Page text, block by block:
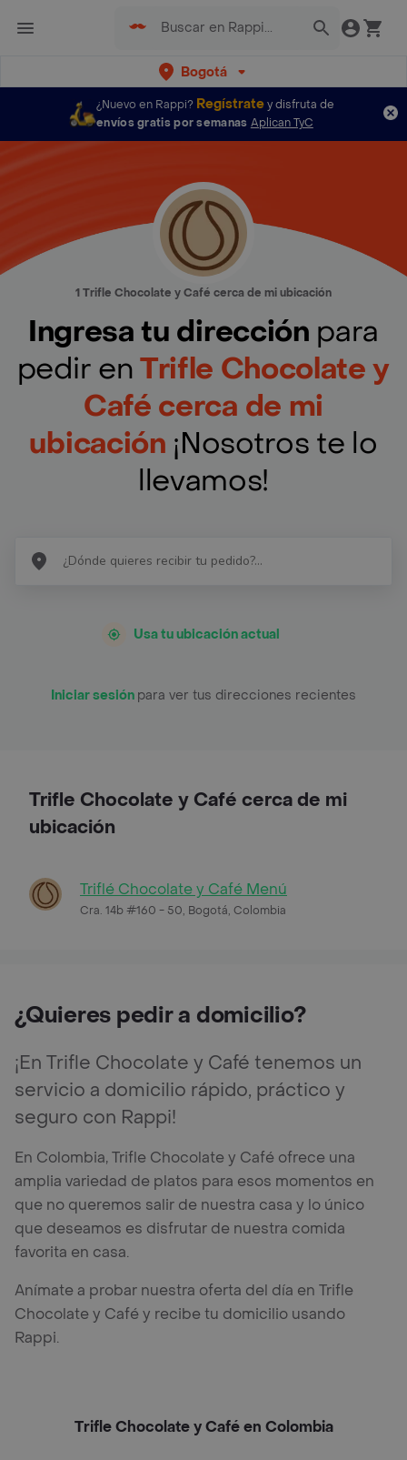
Bogotá
¿Nuevo en Rappi? Regístratey disfruta de
envíos gratis por semanas Aplican TyC
1 Trifle Chocolate y Café cerca de mi ubicación
Ingresa tu dirección para
pedir enTrifle Chocolate y
Café cerca de mi
ubicación ¡Nosotros te lo
llevamos!
Usa tu ubicación actual
Iniciar sesión para ver tus direcciones recientes
Trifle Chocolate y Café cerca de mi
ubicación
Triflé Chocolate y Café Menú
Cra. 14b #160 - 50, Bogotá, Colombia
¿Quieres pedir a domicilio?
¡En Trifle Chocolate y Café tenemos un
servicio a domicilio rápido, práctico y
seguro con Rappi!
En Colombia, Trifle Chocolate y Café ofrece una
amplia variedad de platos para esos momentos en
que no queremos salir de nuestra casa y lo único
que deseamos es disfrutar de nuestra comida
favorita en casa.
Anímate a probar nuestra oferta del día en Trifle
Chocolate y Café y recibe tu domicilio usando
Rappi.
Trifle Chocolate y Café en Colombia